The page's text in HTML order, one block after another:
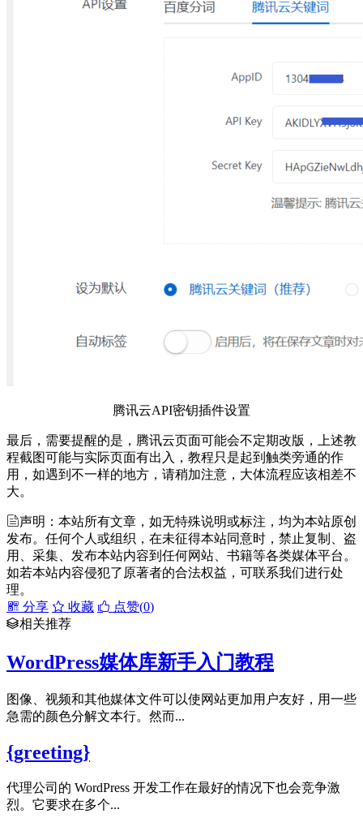
腾讯云API密钥插件设置
最后，需要提醒的是，腾讯云页面可能会不定期改版，上述教
程截图可能与实际页面有出入，教程只是起到触类旁通的作
用，如遇到不一样的地方，请稍加注意，大体流程应该相差不
大。
声明：本站所有文章，如无特殊说明或标注，均为本站原创
发布。任何个人或组织，在未征得本站同意时，禁止复制、盗
用、采集、发布本站内容到任何网站、书籍等各类媒体平台。
如若本站内容侵犯了原著者的合法权益，可联系我们进行处
理。
分享
收藏 点赞(0)
相关推荐
WordPress媒体库新手入门教程
图像、视频和其他媒体文件可以使网站更加用户友好，用一些
急需的颜色分解文本行。然而...
{greeting}
代理公司的 WordPress 开发工作在最好的情况下也会竞争激
烈。它要求在多个...